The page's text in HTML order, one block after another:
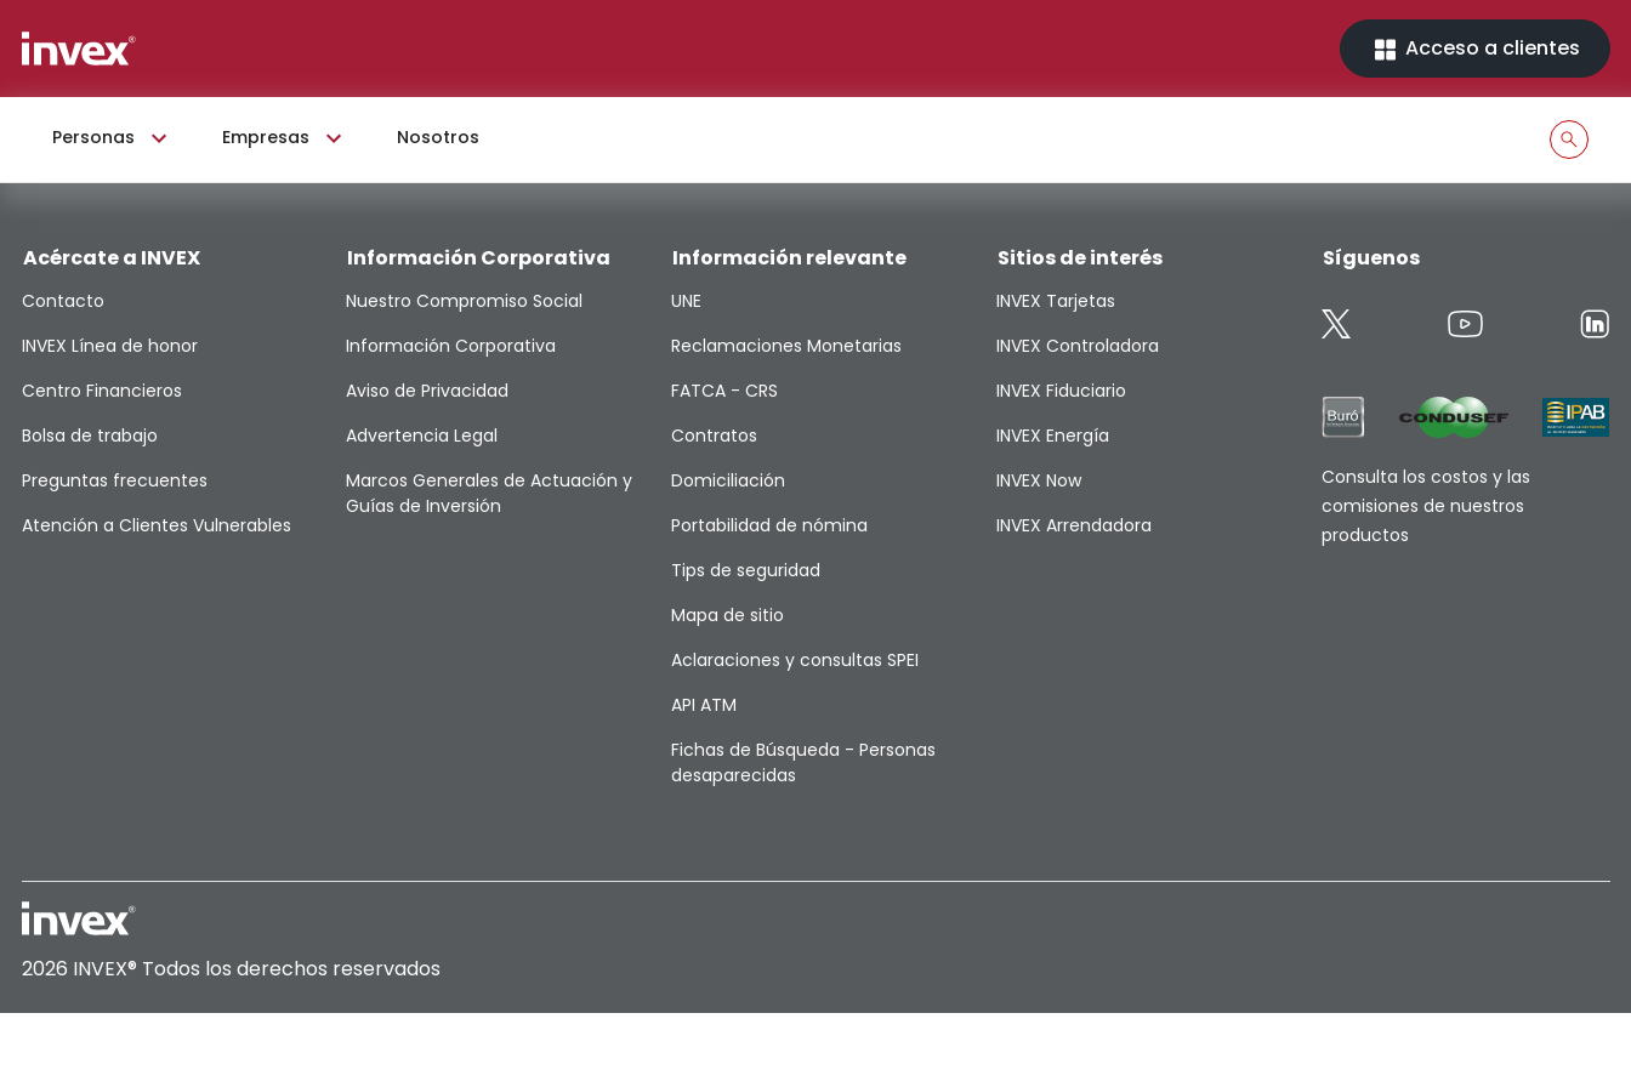
Acceso a clientes
Personas Empresas Nosotros
Acércate a INVEX
Contacto
INVEX Línea de honor
Centro Financieros
Bolsa de trabajo
Preguntas frecuentes
Atención a Clientes Vulnerables
Información Corporativa
Nuestro Compromiso Social
Información Corporativa
Aviso de Privacidad
Advertencia Legal
Marcos Generales de Actuación y
Guías de Inversión
Información relevante
UNE
Reclamaciones Monetarias
FATCA - CRS
Contratos
Domiciliación
Portabilidad de nómina
Tips de seguridad
Mapa de sitio
Aclaraciones y consultas SPEI
API ATM
Fichas de Búsqueda - Personas
desaparecidas
Sitios de interés
INVEX Tarjetas
INVEX Controladora
INVEX Fiduciario
INVEX Energía
INVEX Now
INVEX Arrendadora
Síguenos
Consulta los costos y las
comisiones de nuestros
productos
2026 INVEX® Todos los derechos reservados